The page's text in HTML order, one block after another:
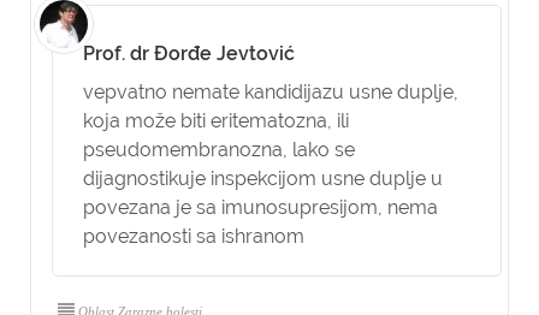
Prof. dr Đorđe Jevtović
vepvatno nemate kandidijazu usne duplje,
koja može biti eritematozna, ili
pseudomembranozna, lako se
dijagnostikuje inspekcijom usne duplje u
povezana je sa imunosupresijom, nema
povezanosti sa ishranom
Oblast Zarazne bolesti